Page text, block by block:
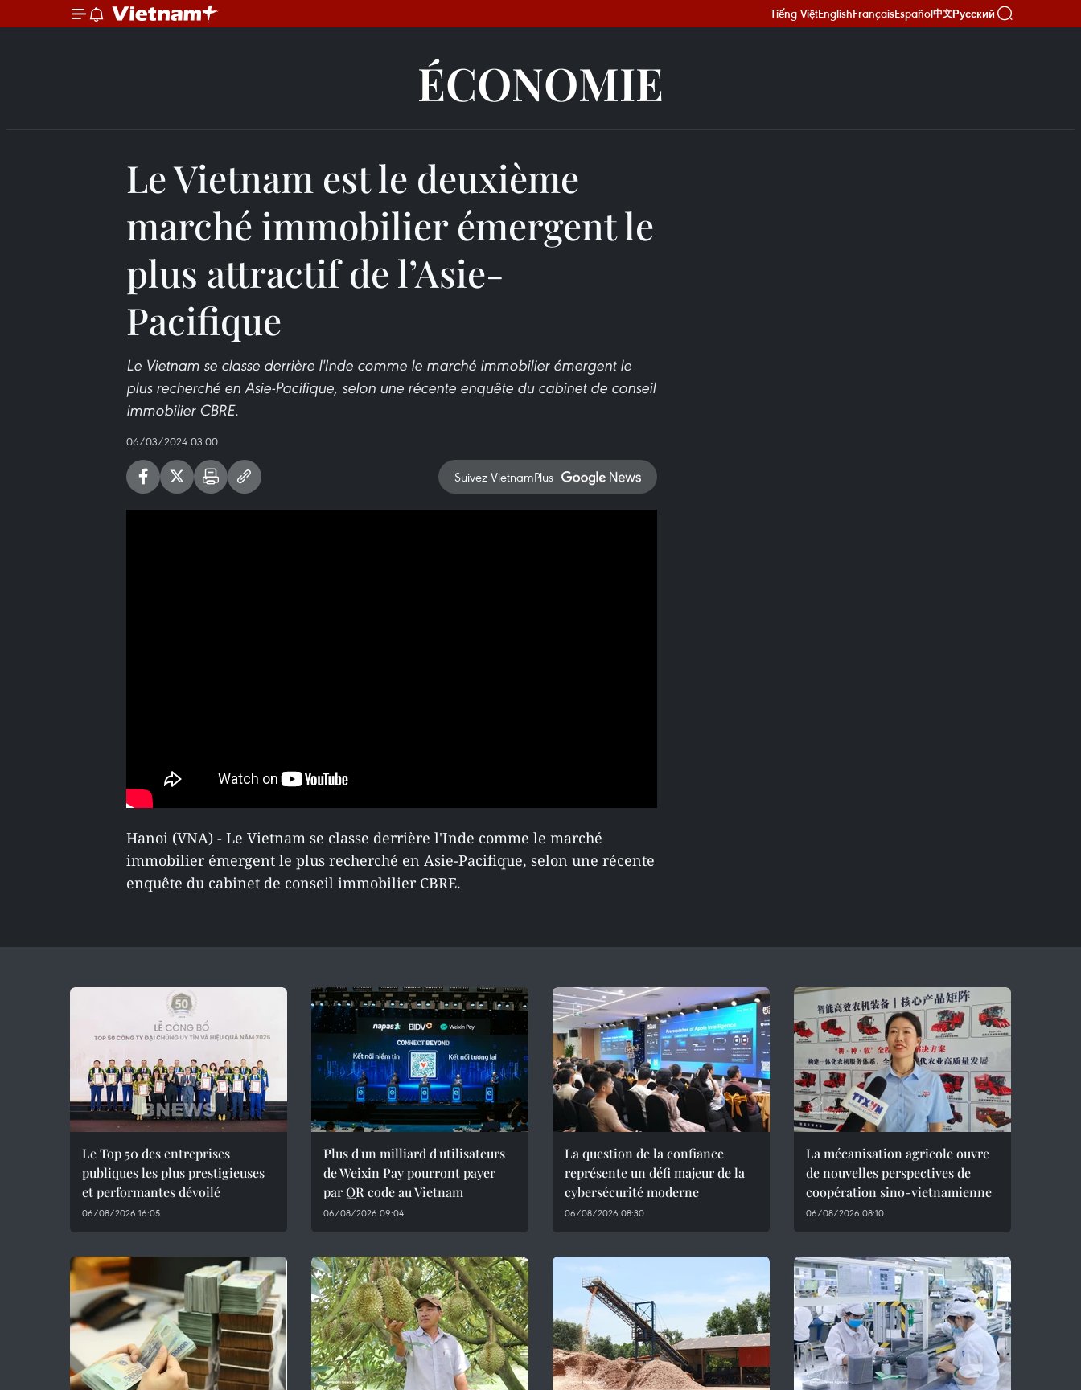
Tiếng ViệtEnglishFrançaisEspañol中文Русский
ÉCONOMIE
Le Vietnam est le deuxième
marché immobilier émergent le
plus attractif de l’Asie-
Pacifique
Le Vietnam se classe derrière l'Inde comme le marché immobilier émergent le
plus recherché en Asie-Pacifique, selon une récente enquête du cabinet de conseil
immobilier CBRE.
06/03/2024 03:00
Suivez VietnamPlus
Hanoi (VNA) - Le Vietnam se classe derrière l'Inde comme le marché
immobilier émergent le plus recherché en Asie-Pacifique, selon une récente
enquête du cabinet de conseil immobilier CBRE.
Le Top 50 des entreprises
publiques les plus prestigieuses
et performantes dévoilé
06/08/2026 16:05
Plus d'un milliard d'utilisateurs
de Weixin Pay pourront payer
par QR code au Vietnam
06/08/2026 09:04
La question de la confiance
représente un défi majeur de la
cybersécurité moderne
06/08/2026 08:30
La mécanisation agricole ouvre
de nouvelles perspectives de
coopération sino-vietnamienne
06/08/2026 08:10